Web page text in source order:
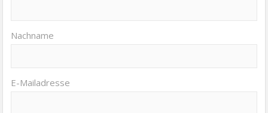
Nachname
E-Mailadresse